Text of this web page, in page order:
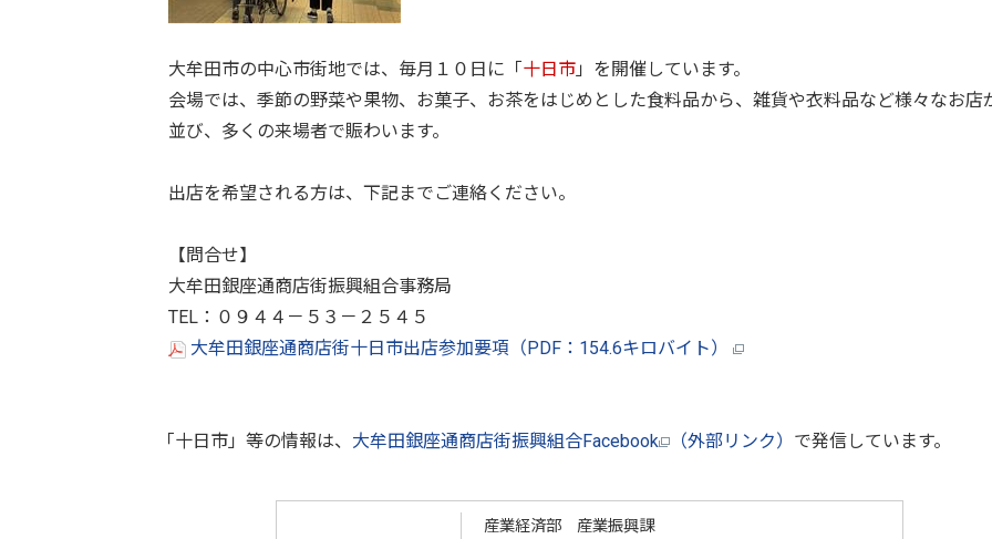
大牟田市の中心市街地では、毎月１０日に「十日市 」を開催しています。
会場では、季節の野菜や果物、お菓子、お茶をはじめとした食料品から、雑貨や衣料品など様々なお店
並び、多くの来場者で賑わいます。
出店を希望される方は、下記までご連絡ください。
【問合せ】
大牟田銀座通商店街振興組合事務局
TEL：０９４４－５３－２５４５
大牟田銀座通商店街十日市出店参加要項（PDF：154.6キロバイト）
「十日市」等の情報は、 大牟田銀座通商店街振興組合Facebook （外部リンク） で発信しています。
産業経済部 産業振興課